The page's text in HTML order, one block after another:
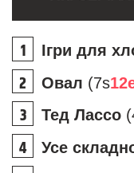
Ігри для
Овал (7s
Тед Лассо
Усе